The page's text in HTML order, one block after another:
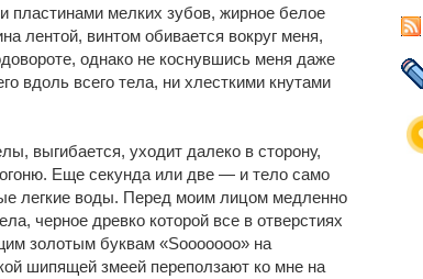
мелких зубов, жирное белое
лентой, винтом обивается вокруг меня,
однако не коснувшись меня даже
вдоль всего тела, ни хлесткими кнутами
выгибается, уходит далеко в сторону,
Еще секунда или две — и тело само
легкие воды. Перед моим лицом медленно
черное древко которой все в отверстиях
золотым буквам «Sooooooo» на
шипящей змеей переползают ко мне на